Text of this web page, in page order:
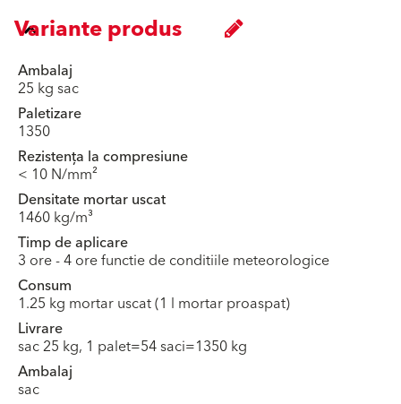
Variante produs
Ambalaj
25 kg sac
Paletizare
1350
Rezistența la compresiune
< 10 N/mm²
Densitate mortar uscat
1460 kg/m³
Timp de aplicare
3 ore - 4 ore functie de conditiile meteorologice
Consum
1.25 kg mortar uscat (1 l mortar proaspat)
Livrare
sac 25 kg, 1 palet=54 saci=1350 kg
Ambalaj
sac